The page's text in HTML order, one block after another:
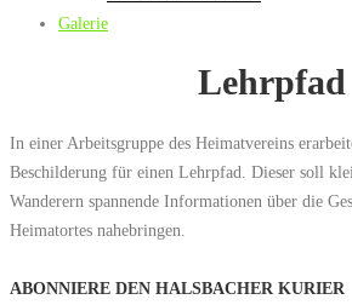
Galerie
Lehrpfad
In einer Arbeitsgruppe des Heimatvereins
Beschilderung für einen Lehrpfad. Dieser soll
Wanderern spannende Informationen über die
Heimatortes nahebringen.
ABONNIERE DEN HALSBACHER KURIER